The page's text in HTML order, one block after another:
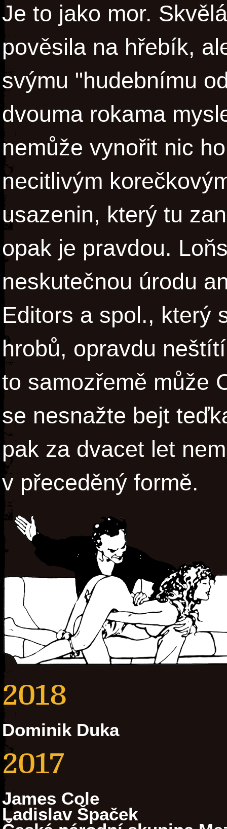
Je to jako mor.
pověsila na hřebík,
svýmu "hudebnímu
dvouma rokama
nemůže vynořit nic
necitlivým
usazenin, který tu
opak je pravdou.
neskutečnou úrodu
Editors a spol., který
hrobů, opravdu
to samozřemě může
se nesnažte bejt
pak za dvacet let
v přeceděný formě.
2018
Dominik Duka
2017
James Cole
Ladislav Špaček